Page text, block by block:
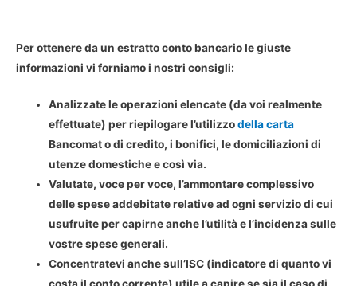
Per ottenere da un estratto conto bancario le giuste
informazioni vi forniamo i nostri consigli:
Analizzate le operazioni elencate (da voi realmente
effettuate) per riepilogare l’utilizzodella carta
Bancomat o di credito, i bonifici, le domiciliazioni di
utenze domestiche e così via.
Valutate, voce per voce, l’ammontare complessivo
delle spese addebitate relative ad ogni servizio di cui
usufruite per capirne anche l’utilità e l’incidenza sulle
vostre spese generali.
Concentratevi anche sull’ISC (indicatore di quanto vi